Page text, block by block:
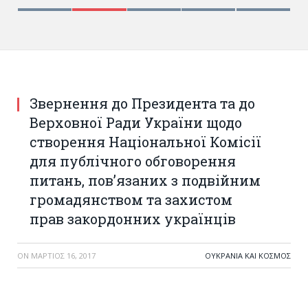
Звернення до Президента та до
Верховної Ради України щодо
створення Національної Комісії
для публічного обговорення
питань, пов’язаних з подвійним
громадянством та захистом
прав закордонних українців
ON ΜΆΡΤΙΟΣ 16, 2017 ΟΥΚΡΑΝΊΑ ΚΑΙ ΚΌΣΜΟΣ